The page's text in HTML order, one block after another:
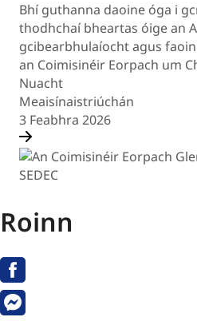
Bhí guthanna daoine óga i
thodhchaí bheartas óige an
gcibearbhulaíocht agus
an Coimisinéir Eorpach um
Nuacht
Meaisínaistriúchán
3 Feabhra 2026
Roinn
Facebook
Messenger